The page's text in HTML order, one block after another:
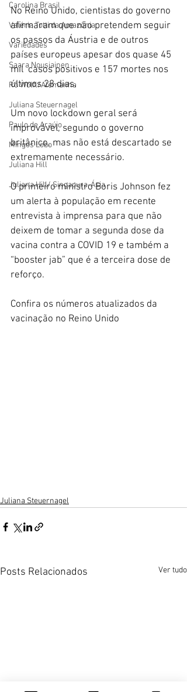
Carolina Brasil
Valéria Totti da Amazônia
Variedades
Saara Nousiainen
Rô Wolfl/Alemanha
Juliana Steuernagel
Paulo de Araújo
Mingos Lobo
Juliana Hill
Juliana Hill/ Singapura-Ásia
No Reino Unido, cientistas do governo
afirmaram que não pretendem seguir
os passos da Áustria e de outros
países europeus apesar dos quase 45
mil  casos positivos e 157 mortes nos
últimos 28 dias.
Um novo lockdown geral será
improvável, segundo o governo
britânico, mas não está descartado se
extremamente necessário.
O primeiro ministro Boris Johnson fez
um alerta à população em recente
entrevista à imprensa para que não
deixem de tomar a segunda dose da
vacina contra a COVID 19 e também a
“booster jab” que é a terceira dose de
reforço.
Confira os números atualizados da
vacinação no Reino Unido
Juliana Steuernagel
Posts Relacionados Ver tudo